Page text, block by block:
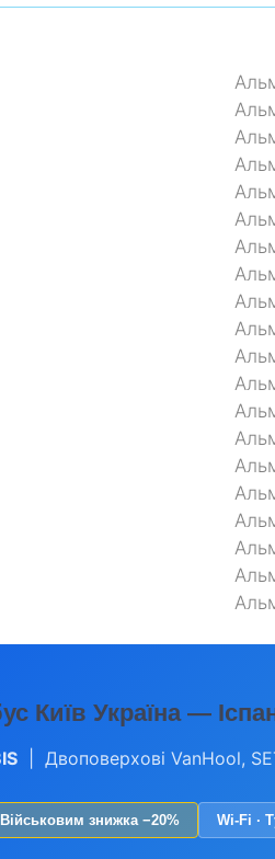
Київ Україна —
| Двоповерхові VanHool,
Військовим знижка −20% Wi-Fi ·